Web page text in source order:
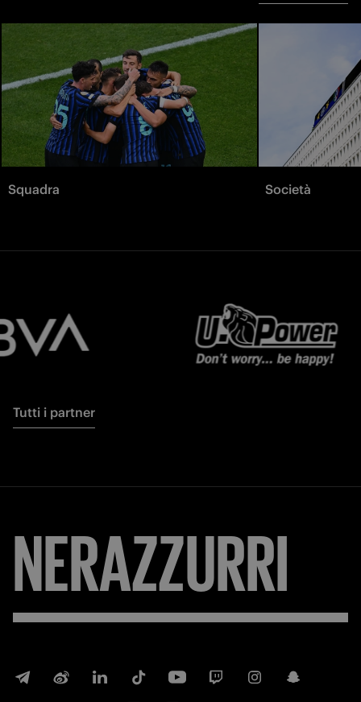
Squadra Società
Tutti i partner
NERAZZURRI